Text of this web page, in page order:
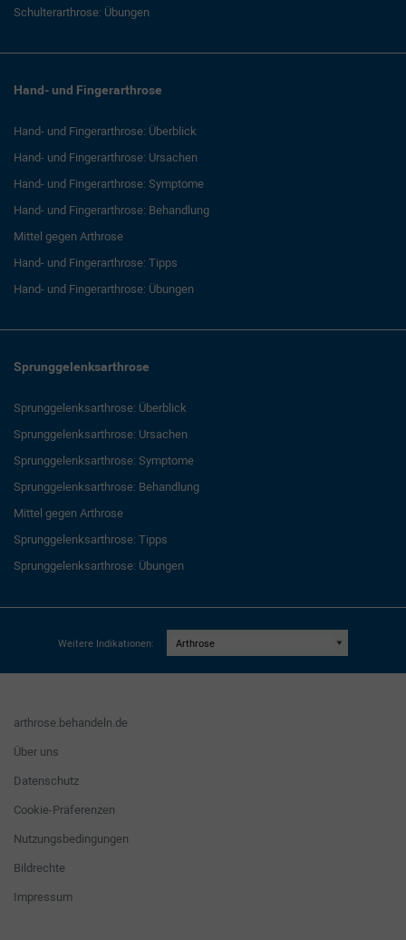
Schulterarthrose: Übungen
Hand- und Fingerarthrose
Hand- und Fingerarthrose: Überblick
Hand- und Fingerarthrose: Ursachen
Hand- und Fingerarthrose: Symptome
Hand- und Fingerarthrose: Behandlung
Mittel gegen Arthrose
Hand- und Fingerarthrose: Tipps
Hand- und Fingerarthrose: Übungen
Sprunggelenksarthrose
Sprunggelenksarthrose: Überblick
Sprunggelenksarthrose: Ursachen
Sprunggelenksarthrose: Symptome
Sprunggelenksarthrose: Behandlung
Mittel gegen Arthrose
Sprunggelenksarthrose: Tipps
Sprunggelenksarthrose: Übungen
Weitere Indikationen:
arthrose.behandeln.de
Über uns
Datenschutz
Cookie-Präferenzen
Nutzungsbedingungen
Bildrechte
Impressum